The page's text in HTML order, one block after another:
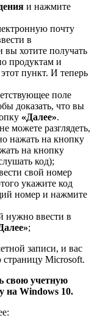
и нажмите
почту
в
вы хотите получать
продуктам и
пункт. И теперь
поле
доказать, что вы
«Далее».
можете разглядеть,
нажать на кнопку
на кнопку
код);
свой номер
укажите код
номер и нажмите
нужно ввести в
;
записи, и вас
страницу Microsoft.
свою учетную
на Windows 10.